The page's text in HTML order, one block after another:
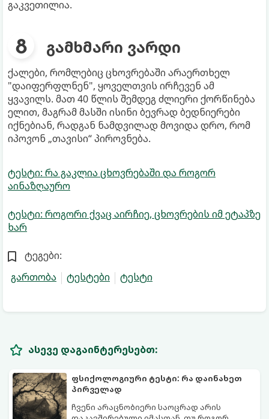
გაკვეთილია.
გამხმარი ვარდი
ქალები, რომლებიც ცხოვრებაში არაერთხელ
"დაიფერფლნენ", ყოველთვის ირჩევენ ამ
ყვავილს. მათ 40 წლის შემდეგ ძლიერი ქორწინება
ელით, მაგრამ მასში ისინი ბევრად ბედნიერები
იქნებიან, რადგან ნამდვილად მოვიდა დრო, რომ
იპოვონ „თავისი“ პიროვნება.
ტესტი: რა გაკლია ცხოვრებაში და როგორ
აინაზღაურო
ტესტი: როგორი ქვაც აირჩიე, ცხოვრების იმ ეტაპზე
ხარ
ტეგები:
გართობა
ტესტები ტესტი
ასევე დაგაინტერესებთ:
ფსიქოლოგიური ტესტი: რა დაინახეთ
პირველად
ჩვენი არაცნობიერი საოცრად არის